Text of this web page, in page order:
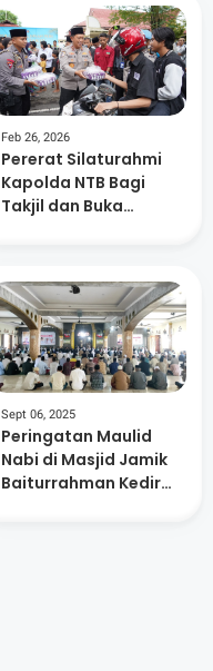
Feb 26, 2026
Pererat Silaturahmi
Kapolda NTB Bagi
Takjil dan Buka
Sept 06, 2025
Peringatan Maulid
Nabi di Masjid Jamik
Baiturrahman Kediri